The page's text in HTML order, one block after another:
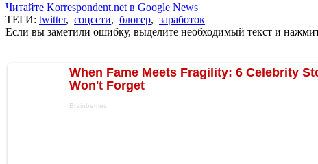
Читайте Korrespondent.net в Google News
ТЕГИ: twitter, соцсети, блогер, заработок
Если вы заметили ошибку, выделите необходимый текст и